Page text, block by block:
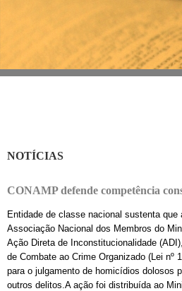
NOTÍCIAS
CONAMP defende competência
Entidade de classe nacional sustenta
Associação Nacional dos Membros do
Ação Direta de Inconstitucionalidade
de Combate ao Crime Organizado (Lei
para o julgamento de homicídios dolosos
outros delitos.A ação foi distribuída ao